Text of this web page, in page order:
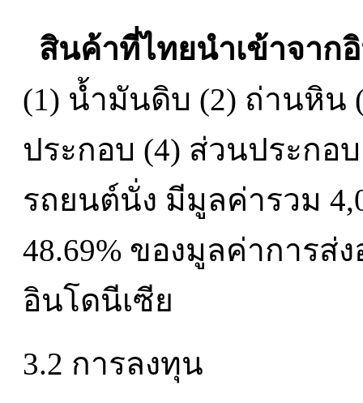
สินค้าที่ไทยนำเข้าจาก
(1) น้ำมันดิบ (2) ถ่านหิน
ประกอบ (4) ส่วนประก
รถยนต์นั่ง มีมูลค่ารวม
48.69% ของมูลค่าการส่
อินโดนีเซีย
3.2 การลงทุน